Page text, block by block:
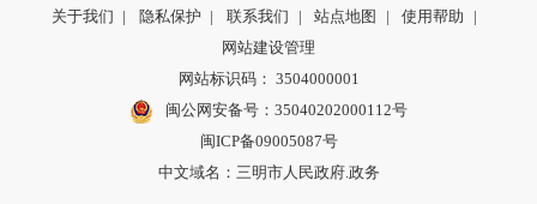
关于我们 | 隐私保护 | 联系我们 | 站点地图 | 使用帮助
|
网站建设管理
网站标识码： 3504000001
闽公网安备号：35040202000112号
闽ICP备09005087号
中文域名：三明市人民政府.政务